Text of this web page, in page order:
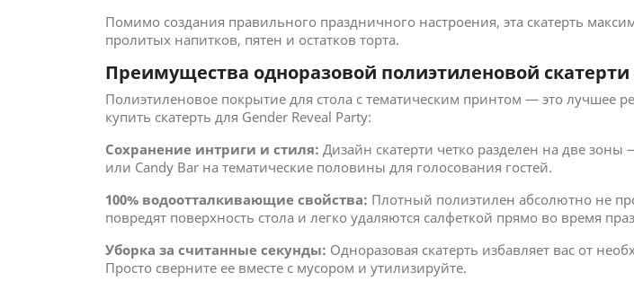
Помимо создания правильного праздничного настроения, эта скатерть
пролитых напитков, пятен и остатков торта.
Преимущества одноразовой полиэтиленовой
Полиэтиленовое покрытие для стола с тематическим принтом — это лучшее
купить скатерть для Gender Reveal Party:
Сохранение интриги и стиля: Дизайн скатерти четко разделен на две
или Candy Bar на тематические половины для голосования гостей.
100% водоотталкивающие свойства: Плотный полиэтилен абсолютно не
повредят поверхность стола и легко удаляются салфеткой прямо во время
Уборка за считанные секунды: Одноразовая скатерть избавляет вас от
Просто сверните ее вместе с мусором и утилизируйте.